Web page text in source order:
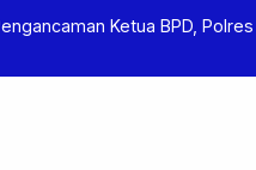
Ketua BPD,